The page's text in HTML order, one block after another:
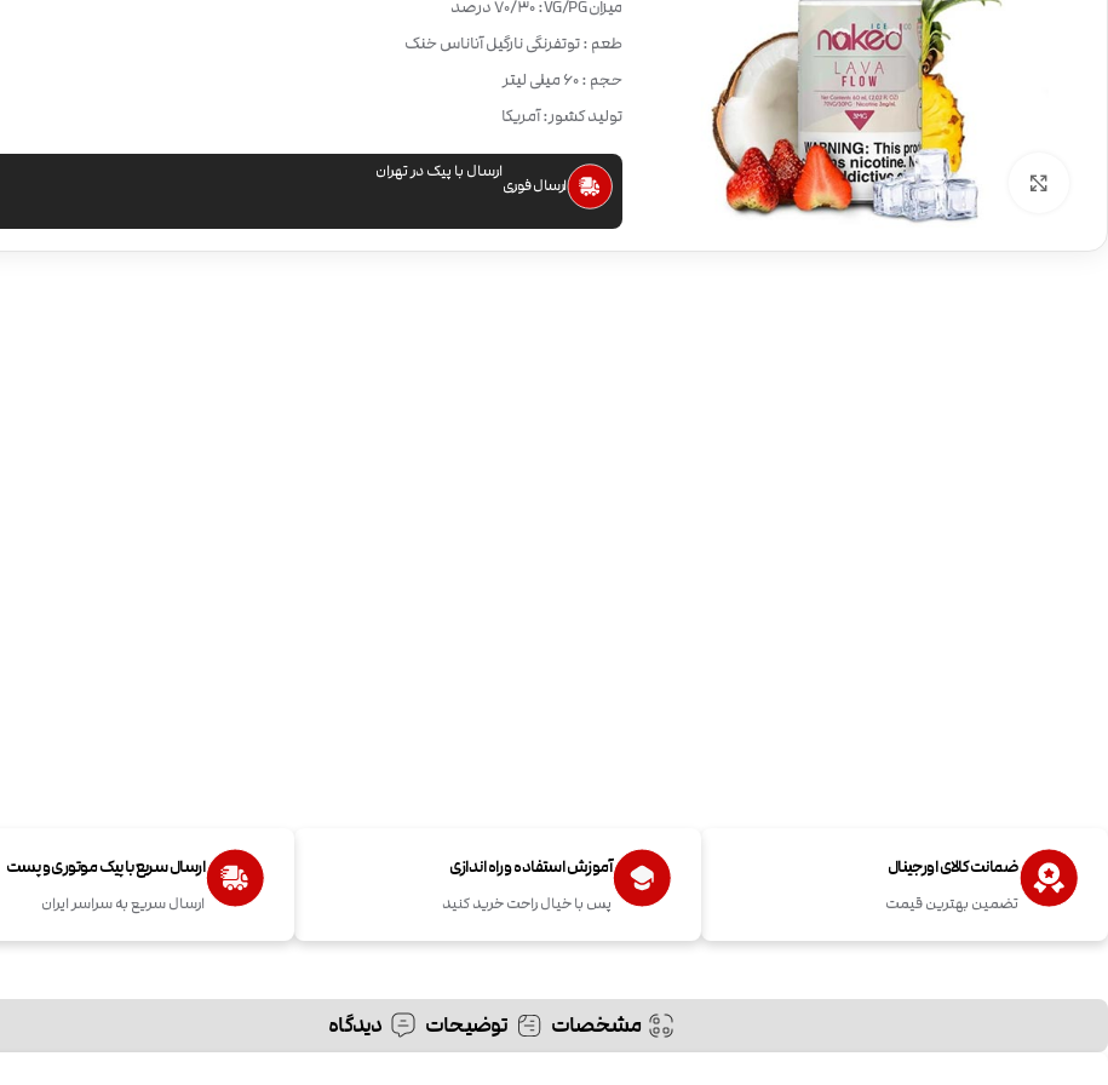
بزرگنمایی تصویر
میزان VG/PG:
طعم : توتفرنگی نارگیل آناناس خنک
حجم : 60 میلی لیتر
تولید کشور: آمریکا
ارسال فوری
ارسال با پیک در تهران
ضمانت کالای اورجینال
تضمین بهترین قیمت
آموزش استفاده و راه اندازی
پس با خیال راحت خرید کنید
ارسال سریع با پیک موتوری و پست
ارسال سریع به سراسر ایران
مشخصات توضیحات دیدگاه